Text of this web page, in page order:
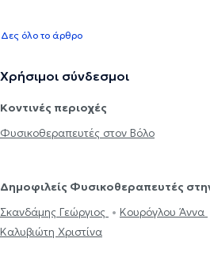
Δες όλο το άρθρο
Χρήσιμοι σύνδεσμοι
Κοντινές περιοχές
Φυσικοθεραπευτές στον Βόλο
Δημοφιλείς Φυσικοθεραπευτές
Σκανδάμης Γεώργιος
Κουρόγλου Άννα
Καλυβιώτη Χριστίνα